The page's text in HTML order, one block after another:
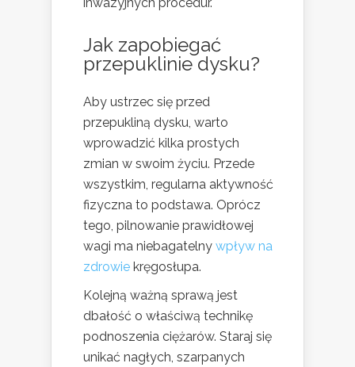
Jak zapobiegać
przepuklinie dysku?
Aby ustrzec się przed
przepukliną dysku, warto
wprowadzić kilka prostych
zmian w swoim życiu. Przede
wszystkim, regularna aktywność
fizyczna to podstawa. Oprócz
tego, pilnowanie prawidłowej
wagi ma niebagatelny wpływ na
zdrowie kręgosłupa.
Kolejną ważną sprawą jest
dbałość o właściwą technikę
podnoszenia ciężarów. Staraj się
unikać nagłych, szarpanych